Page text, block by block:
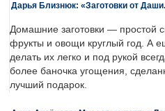
Дарья Близнюк: «Заготовки от
Домашние заготовки — простой
фрукты и овощи круглый год. А
делать их легко и под рукой
более баночка угощения,
лучший подарок.